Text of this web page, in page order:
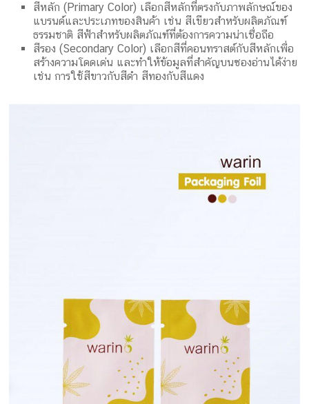
สีหลัก (Primary Color) เลือกสีหลักที่ตรงกับภาพลักษณ์ของ
แบรนด์และประเภทของสินค้า เช่น สีเขียวสำหรับผลิตภัณฑ์
ธรรมชาติ สีฟ้าสำหรับผลิตภัณฑ์ที่ต้องการความน่าเชื่อถือ
สีรอง (Secondary Color) เลือกสีที่คอนทราสต์กับสีหลักเพื่อ
สร้างความโดดเด่น และทำให้ข้อมูลที่สำคัญบนซองอ่านได้ง่าย
เช่น การใช้สีขาวกับสีดำ สีทองกับสีแดง